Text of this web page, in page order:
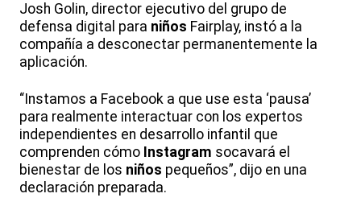
Josh Golin, director ejecutivo del grupo de
defensa digital para niños Fairplay, instó a la
compañía a desconectar permanentemente la
aplicación.
“Instamos a Facebook a que use esta ‘pausa’
para realmente interactuar con los expertos
independientes en desarrollo infantil que
comprenden cómo Instagram socavará el
bienestar de los niños pequeños”, dijo en una
declaración preparada.